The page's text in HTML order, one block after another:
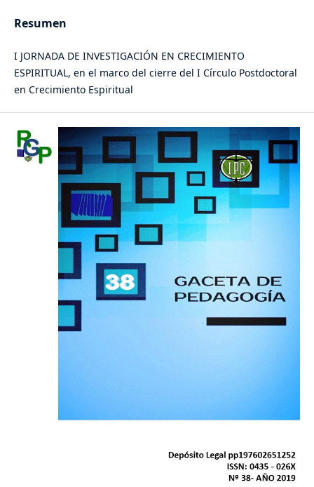
Resumen
I JORNADA DE INVESTIGACIÓN EN CRECIMIENTO
ESPIRITUAL, en el marco del cierre del I Círculo Postdoctoral
en Crecimiento Espiritual